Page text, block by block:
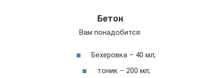
Бетон
Вам понадобится:
Бехеровка – 40 мл;
тоник – 200 мл;